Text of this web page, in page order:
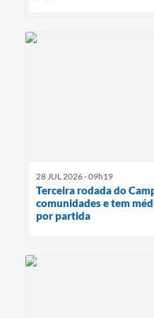
28 JUL 2026 - 09h19
Terceira rodada do
comunidades e tem
por partida